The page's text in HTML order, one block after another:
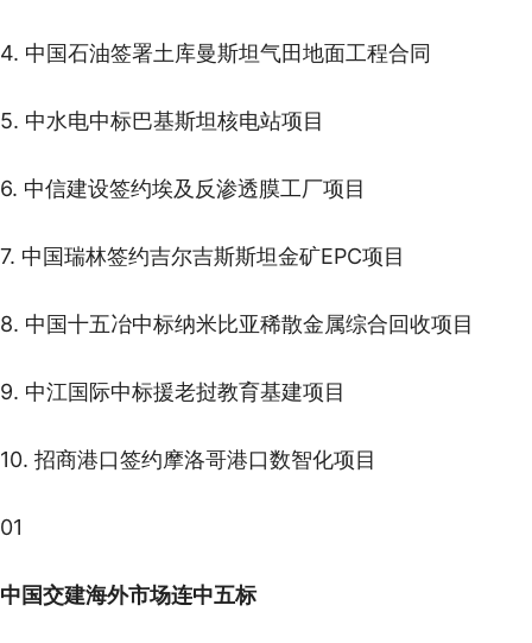
4. 中国石油签署土库曼斯坦气田地面工程合同
5. 中水电中标巴基斯坦核电站项目
6. 中信建设签约埃及反渗透膜工厂项目
7. 中国瑞林签约吉尔吉斯斯坦金矿EPC项目
8. 中国十五冶中标纳米比亚稀散金属综合回收项目
9. 中江国际中标援老挝教育基建项目
10. 招商港口签约摩洛哥港口数智化项目
01
中国交建海外市场连中五标